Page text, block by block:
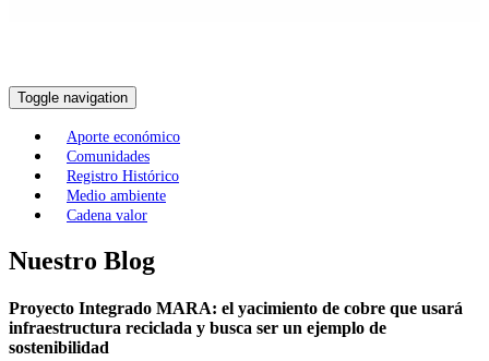
Toggle navigation
Aporte económico
Comunidades
Registro Histórico
Medio ambiente
Cadena valor
Nuestro Blog
Proyecto Integrado MARA: el yacimiento de cobre que usará
infraestructura reciclada y busca ser un ejemplo de
sostenibilidad